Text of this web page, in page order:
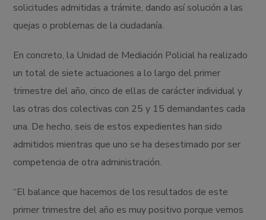
solicitudes admitidas a trámite, dando así solución a las
quejas o problemas de la ciudadanía.
En concreto, la Unidad de Mediación Policial ha realizado
un total de siete actuaciones a lo largo del primer
trimestre del año, cinco de ellas de carácter individual y
las otras dos colectivas con 25 y 15 demandantes cada
una. De hecho, seis de estos expedientes han sido
admitidos mientras que uno se ha desestimado por ser
competencia de otra administración.
“El balance que hacemos de los resultados de este
primer trimestre del año es muy positivo porque vemos